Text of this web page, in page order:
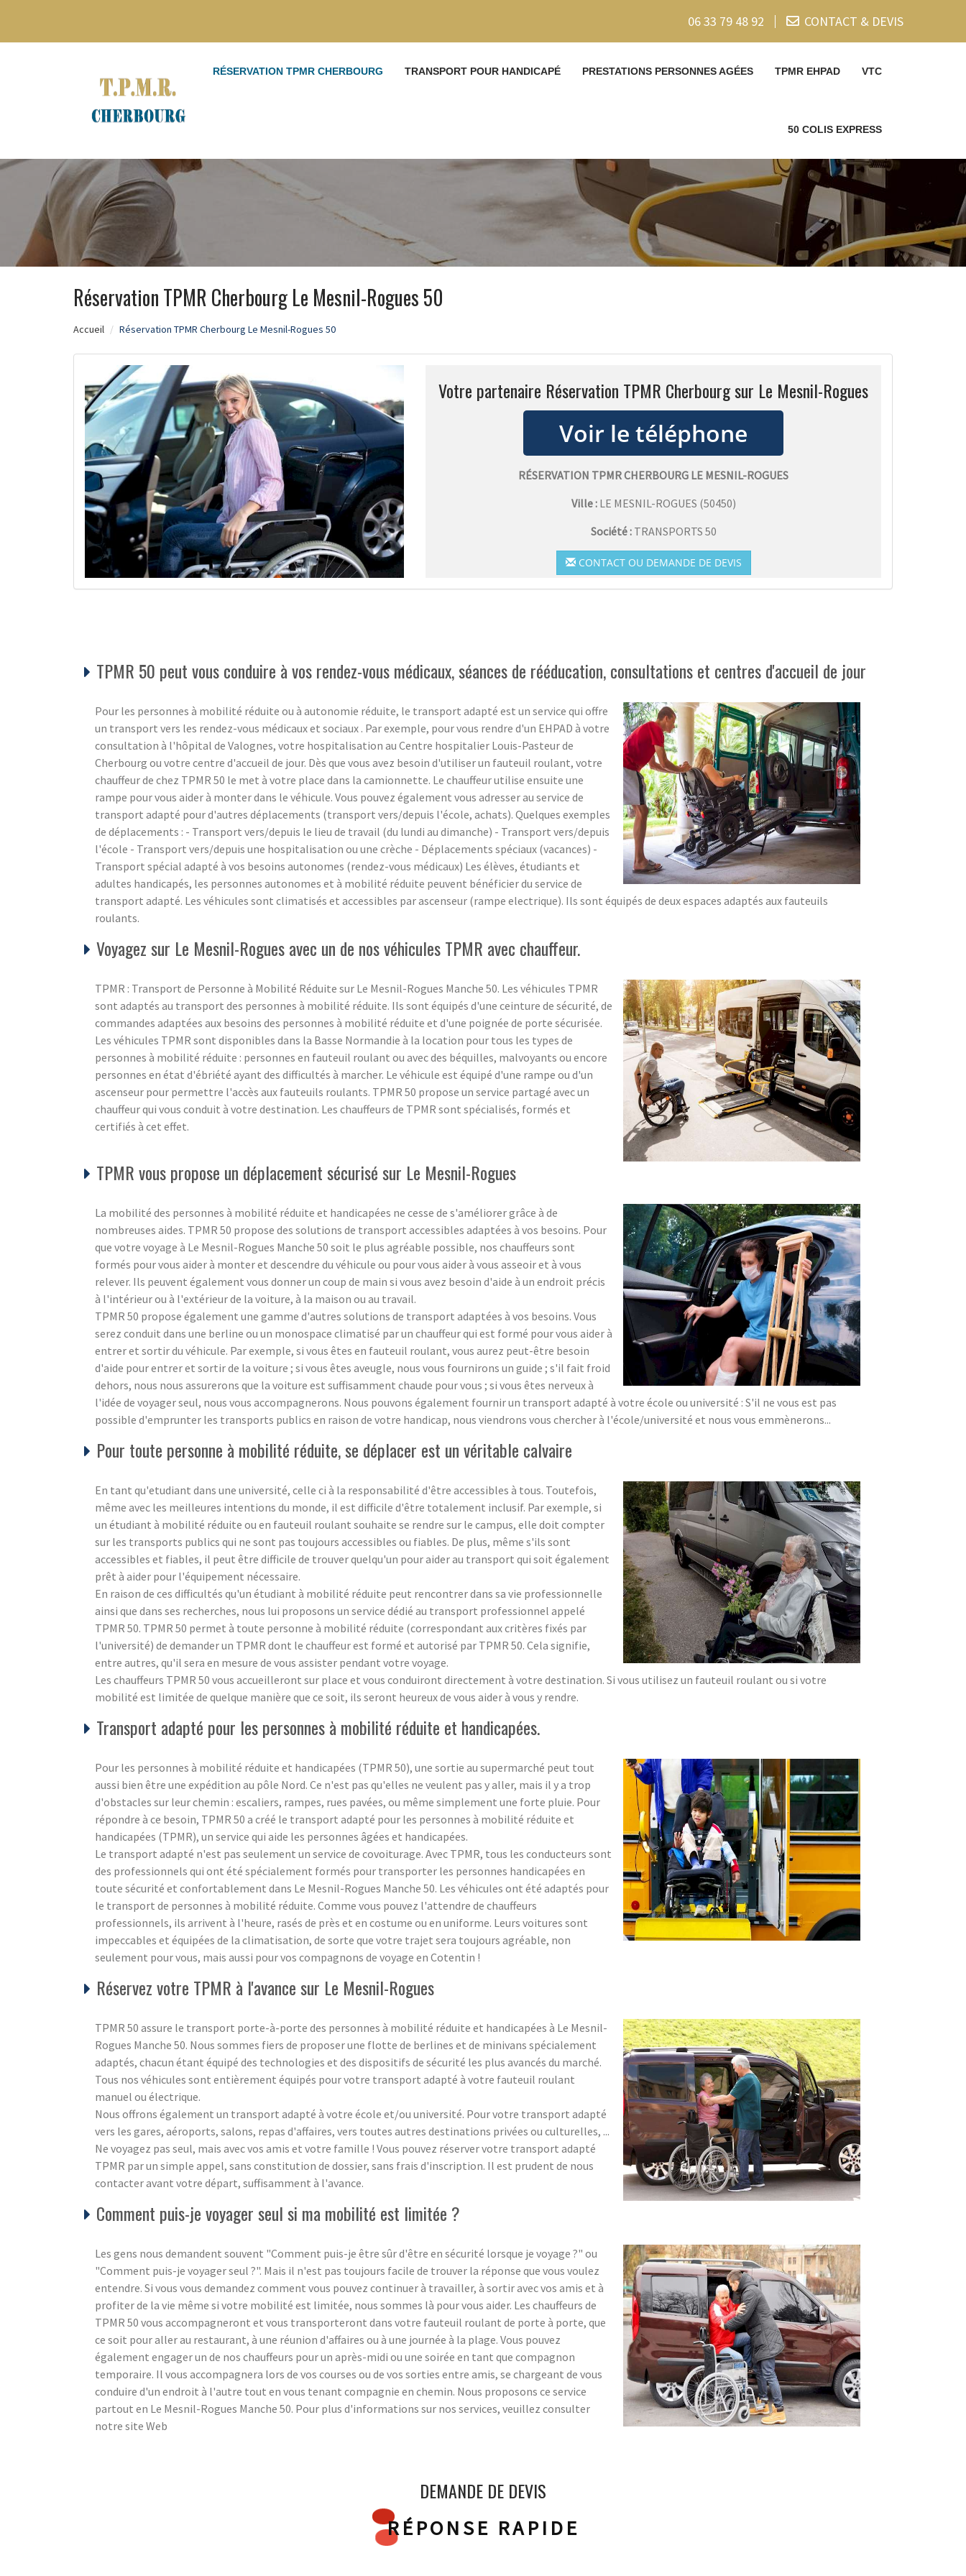
06 33 79 48 92 CONTACT & DEVIS
RÉSERVATION TPMR CHERBOURG TRANSPORT POUR HANDICAPÉ PRESTATIONS PERSONNES AGÉES TPMR EHPAD VTC
50 COLIS EXPRESS
Réservation TPMR Cherbourg Le Mesnil-Rogues 50
Accueil Réservation TPMR Cherbourg Le Mesnil-Rogues 50
Votre partenaire Réservation TPMR Cherbourg sur Le Mesnil-Rogues
RÉSERVATION TPMR CHERBOURG LE MESNIL-ROGUES
Ville : LE MESNIL-ROGUES (50450)
Société : TRANSPORTS 50
CONTACT OU DEMANDE DE DEVIS
TPMR 50 peut vous conduire à vos rendez-vous médicaux, séances de rééducation, consultations et centres d'accueil de jour
Pour les personnes à mobilité réduite ou à autonomie réduite, le transport adapté est un service qui offre
un transport vers les rendez-vous médicaux et sociaux . Par exemple, pour vous rendre d'un EHPAD à votre
consultation à l'hôpital de Valognes, votre hospitalisation au Centre hospitalier Louis-Pasteur de
Cherbourg ou votre centre d'accueil de jour. Dès que vous avez besoin d'utiliser un fauteuil roulant, votre
chauffeur de chez TPMR 50 le met à votre place dans la camionnette. Le chauffeur utilise ensuite une
rampe pour vous aider à monter dans le véhicule. Vous pouvez également vous adresser au service de
transport adapté pour d'autres déplacements (transport vers/depuis l'école, achats). Quelques exemples
de déplacements : - Transport vers/depuis le lieu de travail (du lundi au dimanche) - Transport vers/depuis
l'école - Transport vers/depuis une hospitalisation ou une crèche - Déplacements spéciaux (vacances) -
Transport spécial adapté à vos besoins autonomes (rendez-vous médicaux) Les élèves, étudiants et
adultes handicapés, les personnes autonomes et à mobilité réduite peuvent bénéficier du service de
transport adapté. Les véhicules sont climatisés et accessibles par ascenseur (rampe electrique). Ils sont équipés de deux espaces adaptés aux fauteuils
roulants.
Voyagez sur Le Mesnil-Rogues avec un de nos véhicules TPMR avec chauffeur.
TPMR : Transport de Personne à Mobilité Réduite sur Le Mesnil-Rogues Manche 50. Les véhicules TPMR
sont adaptés au transport des personnes à mobilité réduite. Ils sont équipés d'une ceinture de sécurité, de
commandes adaptées aux besoins des personnes à mobilité réduite et d'une poignée de porte sécurisée.
Les véhicules TPMR sont disponibles dans la Basse Normandie à la location pour tous les types de
personnes à mobilité réduite : personnes en fauteuil roulant ou avec des béquilles, malvoyants ou encore
personnes en état d'ébriété ayant des difficultés à marcher. Le véhicule est équipé d'une rampe ou d'un
ascenseur pour permettre l'accès aux fauteuils roulants. TPMR 50 propose un service partagé avec un
chauffeur qui vous conduit à votre destination. Les chauffeurs de TPMR sont spécialisés, formés et
certifiés à cet effet.
TPMR vous propose un déplacement sécurisé sur Le Mesnil-Rogues
La mobilité des personnes à mobilité réduite et handicapées ne cesse de s'améliorer grâce à de
nombreuses aides. TPMR 50 propose des solutions de transport accessibles adaptées à vos besoins. Pour
que votre voyage à Le Mesnil-Rogues Manche 50 soit le plus agréable possible, nos chauffeurs sont
formés pour vous aider à monter et descendre du véhicule ou pour vous aider à vous asseoir et à vous
relever. Ils peuvent également vous donner un coup de main si vous avez besoin d'aide à un endroit précis
à l'intérieur ou à l'extérieur de la voiture, à la maison ou au travail.
TPMR 50 propose également une gamme d'autres solutions de transport adaptées à vos besoins. Vous
serez conduit dans une berline ou un monospace climatisé par un chauffeur qui est formé pour vous aider à
entrer et sortir du véhicule. Par exemple, si vous êtes en fauteuil roulant, vous aurez peut-être besoin
d'aide pour entrer et sortir de la voiture ; si vous êtes aveugle, nous vous fournirons un guide ; s'il fait froid
dehors, nous nous assurerons que la voiture est suffisamment chaude pour vous ; si vous êtes nerveux à
l'idée de voyager seul, nous vous accompagnerons. Nous pouvons également fournir un transport adapté à votre école ou université : S'il ne vous est pas
possible d'emprunter les transports publics en raison de votre handicap, nous viendrons vous chercher à l'école/université et nous vous emmènerons...
Pour toute personne à mobilité réduite, se déplacer est un véritable calvaire
En tant qu'etudiant dans une université, celle ci à la responsabilité d'être accessibles à tous. Toutefois,
même avec les meilleures intentions du monde, il est difficile d'être totalement inclusif. Par exemple, si
un étudiant à mobilité réduite ou en fauteuil roulant souhaite se rendre sur le campus, elle doit compter
sur les transports publics qui ne sont pas toujours accessibles ou fiables. De plus, même s'ils sont
accessibles et fiables, il peut être difficile de trouver quelqu'un pour aider au transport qui soit également
prêt à aider pour l'équipement nécessaire.
En raison de ces difficultés qu'un étudiant à mobilité réduite peut rencontrer dans sa vie professionnelle
ainsi que dans ses recherches, nous lui proposons un service dédié au transport professionnel appelé
TPMR 50. TPMR 50 permet à toute personne à mobilité réduite (correspondant aux critères fixés par
l'université) de demander un TPMR dont le chauffeur est formé et autorisé par TPMR 50. Cela signifie,
entre autres, qu'il sera en mesure de vous assister pendant votre voyage.
Les chauffeurs TPMR 50 vous accueilleront sur place et vous conduiront directement à votre destination. Si vous utilisez un fauteuil roulant ou si votre
mobilité est limitée de quelque manière que ce soit, ils seront heureux de vous aider à vous y rendre.
Transport adapté pour les personnes à mobilité réduite et handicapées.
Pour les personnes à mobilité réduite et handicapées (TPMR 50), une sortie au supermarché peut tout
aussi bien être une expédition au pôle Nord. Ce n'est pas qu'elles ne veulent pas y aller, mais il y a trop
d'obstacles sur leur chemin : escaliers, rampes, rues pavées, ou même simplement une forte pluie. Pour
répondre à ce besoin, TPMR 50 a créé le transport adapté pour les personnes à mobilité réduite et
handicapées (TPMR), un service qui aide les personnes âgées et handicapées.
Le transport adapté n'est pas seulement un service de covoiturage. Avec TPMR, tous les conducteurs sont
des professionnels qui ont été spécialement formés pour transporter les personnes handicapées en
toute sécurité et confortablement dans Le Mesnil-Rogues Manche 50. Les véhicules ont été adaptés pour
le transport de personnes à mobilité réduite. Comme vous pouvez l'attendre de chauffeurs
professionnels, ils arrivent à l'heure, rasés de près et en costume ou en uniforme. Leurs voitures sont
impeccables et équipées de la climatisation, de sorte que votre trajet sera toujours agréable, non
seulement pour vous, mais aussi pour vos compagnons de voyage en Cotentin !
Réservez votre TPMR à l'avance sur Le Mesnil-Rogues
TPMR 50 assure le transport porte-à-porte des personnes à mobilité réduite et handicapées à Le Mesnil-
Rogues Manche 50. Nous sommes fiers de proposer une flotte de berlines et de minivans spécialement
adaptés, chacun étant équipé des technologies et des dispositifs de sécurité les plus avancés du marché.
Tous nos véhicules sont entièrement équipés pour votre transport adapté à votre fauteuil roulant
manuel ou électrique.
Nous offrons également un transport adapté à votre école et/ou université. Pour votre transport adapté
vers les gares, aéroports, salons, repas d'affaires, vers toutes autres destinations privées ou culturelles, ...
Ne voyagez pas seul, mais avec vos amis et votre famille ! Vous pouvez réserver votre transport adapté
TPMR par un simple appel, sans constitution de dossier, sans frais d'inscription. Il est prudent de nous
contacter avant votre départ, suffisamment à l'avance.
Comment puis-je voyager seul si ma mobilité est limitée ?
Les gens nous demandent souvent "Comment puis-je être sûr d'être en sécurité lorsque je voyage ?" ou
"Comment puis-je voyager seul ?". Mais il n'est pas toujours facile de trouver la réponse que vous voulez
entendre. Si vous vous demandez comment vous pouvez continuer à travailler, à sortir avec vos amis et à
profiter de la vie même si votre mobilité est limitée, nous sommes là pour vous aider. Les chauffeurs de
TPMR 50 vous accompagneront et vous transporteront dans votre fauteuil roulant de porte à porte, que
ce soit pour aller au restaurant, à une réunion d'affaires ou à une journée à la plage. Vous pouvez
également engager un de nos chauffeurs pour un après-midi ou une soirée en tant que compagnon
temporaire. Il vous accompagnera lors de vos courses ou de vos sorties entre amis, se chargeant de vous
conduire d'un endroit à l'autre tout en vous tenant compagnie en chemin. Nous proposons ce service
partout en Le Mesnil-Rogues Manche 50. Pour plus d'informations sur nos services, veuillez consulter
notre site Web
DEMANDE DE DEVIS
RÉPONSE RAPIDE